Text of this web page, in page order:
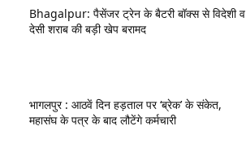
Bhagalpur: पैसेंजर ट्रेन के बैटरी बॉक्स से विदेशी व
देसी शराब की बड़ी खेप बरामद
भागलपुर : आठवें दिन हड़ताल पर ‘ब्रेक’ के संकेत,
महासंघ के पत्र के बाद लौटेंगे कर्मचारी